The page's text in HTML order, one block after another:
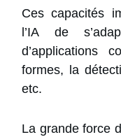
Ces capacités
l’IA de
d’applications
formes, la
etc.
La grande force